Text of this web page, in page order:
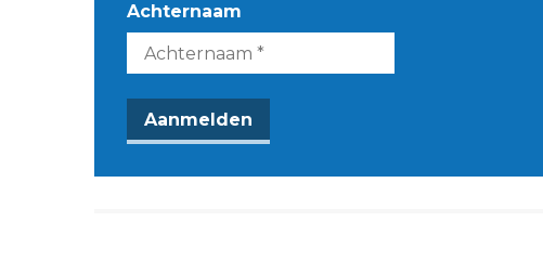
Achternaam